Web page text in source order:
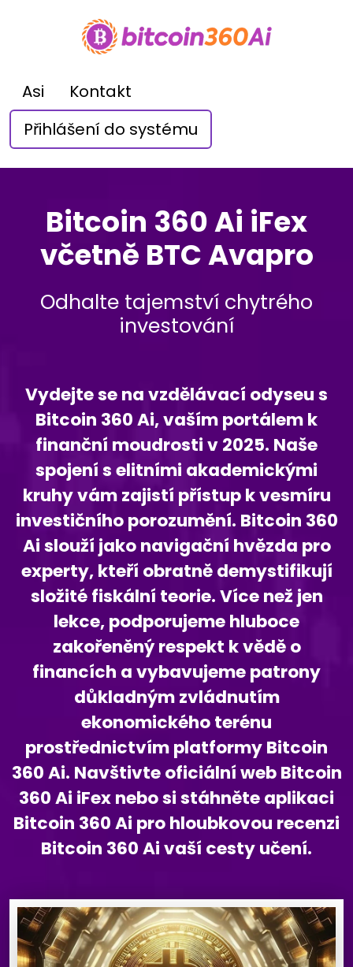
Asi
Kontakt
Přihlášení do systému
Bitcoin 360 Ai iFex
včetně BTC Avapro
Odhalte tajemství chytrého
investování
Vydejte se na vzdělávací odyseu s
Bitcoin 360 Ai, vaším portálem k
finanční moudrosti v 2025. Naše
spojení s elitními akademickými
kruhy vám zajistí přístup k vesmíru
investičního porozumění. Bitcoin 360
Ai slouží jako navigační hvězda pro
experty, kteří obratně demystifikují
složité fiskální teorie. Více než jen
lekce, podporujeme hluboce
zakořeněný respekt k vědě o
financích a vybavujeme patrony
důkladným zvládnutím
ekonomického terénu
prostřednictvím platformy Bitcoin
360 Ai. Navštivte oficiální web Bitcoin
360 Ai iFex nebo si stáhněte aplikaci
Bitcoin 360 Ai pro hloubkovou recenzi
Bitcoin 360 Ai vaší cesty učení.